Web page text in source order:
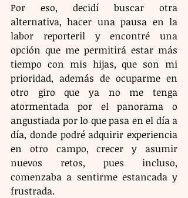
Por eso, decidí buscar otra
alternativa, hacer una pausa en la
labor reporteril y encontré una
opción que me permitirá estar más
tiempo con mis hijas, que son mi
prioridad, además de ocuparme en
otro giro que ya no me tenga
atormentada por el panorama o
angustiada por lo que pasa en el día a
día, donde podré adquirir experiencia
en otro campo, crecer y asumir
nuevos retos, pues incluso,
comenzaba a sentirme estancada y
frustrada.